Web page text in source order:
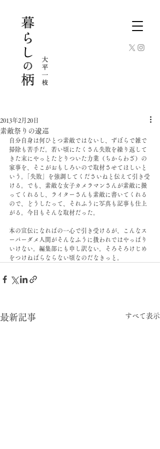
素敵祭りの逡巡
2013年2月20日
自分自身は何ひとつ素敵ではないし、ずぼらで雑で
掃除も苦手だ。若い頃にたくさん失敗を繰り返して
きた末にやっとたどりついた力業（ちからわざ）の
家事を、そこがおもしろいので取材させてほしいと
いう。｢失敗」を強調してくださいねと伝えて引き受
ける。でも、素敵な女子カメラマンさんが素敵に撮
ってくれるし、ライターさんも素敵に書いてくれる
ので、どうしたって、それふうに写真も記事も仕上
がる。今日もそんな取材だった。
本の宣伝になればの一心で引き受けるが、こんなス
ーパーダメ人間がそんなふうに扱われではやっぱり
いけない。編集部にも申し訳ない。そろそろけじめ
をつけねばらならない頃なのだなきっと。
最新記事 すべて表示